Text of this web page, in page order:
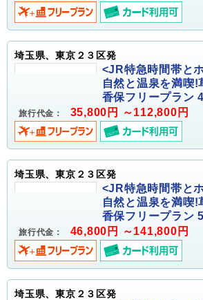
埼玉県、東京２３区発
<JR特急時間帯と
自然と温泉を満喫!
香保フリープラン
旅行代金： 35,800円 ～112,800円
埼玉県、東京２３区発
<JR特急時間帯と
自然と温泉を満喫!
香保フリープラン
旅行代金： 46,800円 ～141,800円
埼玉県、東京２３区発